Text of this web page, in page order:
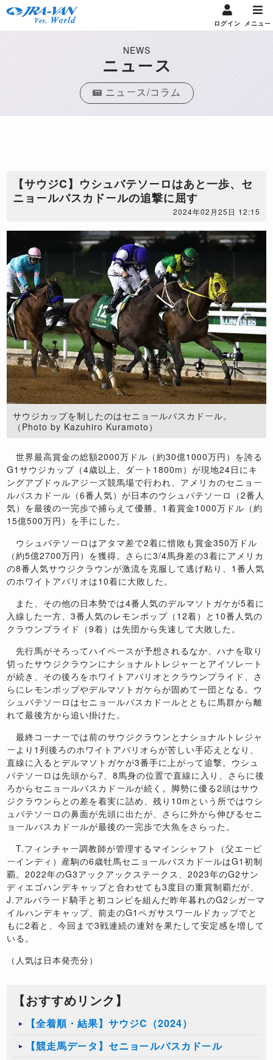
ログイン メニュー
NEWS
ニュース
ニュース/コラム
【サウジC】ウシュバテソーロはあと一歩、セ
ニョールバスカドールの追撃に屈す
2024年02月25日 12:15
サウジカップを制したのはセニョールバスカドール。
（Photo by Kazuhiro Kuramoto）
世界最高賞金の総額2000万ドル（約30億1000万円）を誇る
G1サウジカップ（4歳以上、ダート1800m）が現地24日にキ
ングアブドゥルアジーズ競馬場で行われ、アメリカのセニョー
ルバスカドール（6番人気）が日本のウシュバテソーロ（2番人
気）を最後の一完歩で捕らえて優勝。1着賞金1000万ドル（約
15億500万円）を手にした。
ウシュバテソーロはアタマ差で2着に惜敗も賞金350万ドル
（約5億2700万円）を獲得。さらに3/4馬身差の3着にアメリカ
の8番人気サウジクラウンが激流を克服して逃げ粘り、1番人気
のホワイトアバリオは10着に大敗した。
また、その他の日本勢では4番人気のデルマソトガケが5着に
入線した一方、3番人気のレモンポップ（12着）と10番人気の
クラウンプライド（9着）は先団から失速して大敗した。
先行馬がそろってハイペースが予想されるなか、ハナを取り
切ったサウジクラウンにナショナルトレジャーとアイソレート
が続き、その後ろをホワイトアバリオとクラウンプライド、さ
らにレモンポップやデルマソトガケらが固めて一団となる。ウ
シュバテソーロはセニョールバスカドールとともに馬群から離
れて最後方から追い掛けた。
最終コーナーでは前のサウジクラウンとナショナルトレジャ
ーより1列後ろのホワイトアバリオらが苦しい手応えとなり、
直線に入るとデルマソトガケが3番手に上がって追撃。ウシュ
バテソーロは先頭から7、8馬身の位置で直線に入り、さらに後
ろからセニョールバスカドールが続く。脚勢に優る2頭はサウ
ジクラウンらとの差を着実に詰め、残り10mという所ではウシ
ュバテソーロの鼻面が先頭に出たが、さらに外から伸びるセニ
ョールバスカドールが最後の一完歩で大魚をさらった。
T.フィンチャー調教師が管理するマインシャフト（父エーピ
ーインディ）産駒の6歳牡馬セニョールバスカドールはG1初制
覇。2022年のG3アックアックステークス、2023年のG2サン
ディエゴハンデキャップと合わせても3度目の重賞制覇だが、
J.アルバラード騎手と初コンビを組んだ昨年暮れのG2シガーマ
イルハンデキャップ、前走のG1ペガサスワールドカップでと
もに2着と、今回まで3戦連続の連対を果たして安定感を増して
いる。
（人気は日本発売分）
【おすすめリンク】
【全着順・結果】サウジC（2024）
【競走馬データ】セニョールバスカドール